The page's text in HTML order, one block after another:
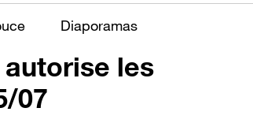
Diaporamas
autorise les
07